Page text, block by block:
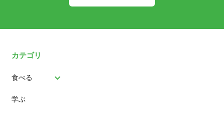
カテゴリ
食べる
パン
学ぶ